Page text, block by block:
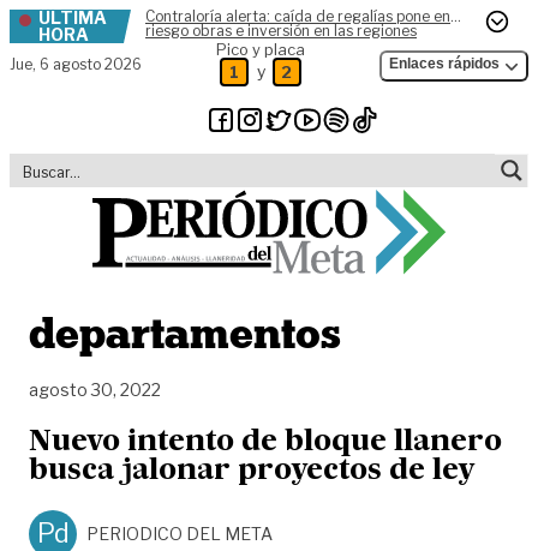
Skip to content
ÚLTIMA
HORA
Contraloría alerta: caída de regalías pone en
riesgo obras e inversión en las regiones
Jue, 6 agosto 2026
Pico y placa
1 y 2 Enlaces rápidos
departamentos
agosto 30, 2022
Nuevo intento de bloque llanero
busca jalonar proyectos de ley
Pd PERIODICO DEL META